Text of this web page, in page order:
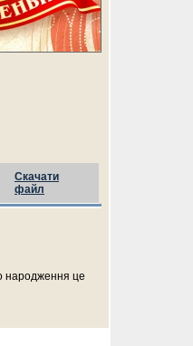
Скачати
файл
народження це